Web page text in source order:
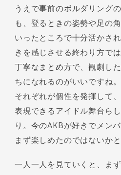
うえで事前のボルダリング
も、登るときの姿勢や足の
いったところで十分活かさ
きを感じさせる終わり方で
丁寧なまとめ方で、観劇し
ちになれるのがいいですね
それぞれが個性を発揮して
表現できるアイドル舞台ら
り。今のAKBが好きでメン
まず楽しめたのではないかと
一人一人を見ていくと、ま